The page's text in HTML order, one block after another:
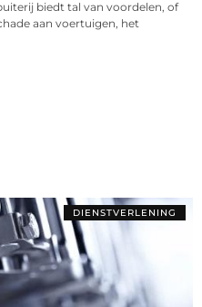
biedt tal van voordelen, of
aan voertuigen, het
DIENSTVERLENING